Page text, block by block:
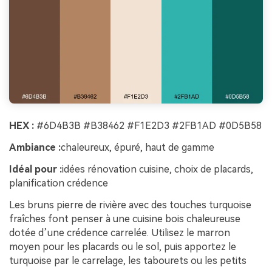
HEX : #6D4B3B #B38462 #F1E2D3 #2FB1AD #0D5B58
Ambiance :chaleureux, épuré, haut de gamme
Idéal pour :idées rénovation cuisine, choix de placards,
planification crédence
Les bruns pierre de rivière avec des touches turquoise
fraîches font penser à une cuisine bois chaleureuse
dotée d’une crédence carrelée. Utilisez le marron
moyen pour les placards ou le sol, puis apportez le
turquoise par le carrelage, les tabourets ou les petits